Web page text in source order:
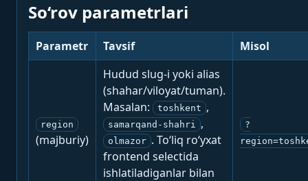
So‘rov parametrlari
Parametr Tavsif Misol
region
(majburiy)
Hudud slug-i yoki alias
(shahar/viloyat/tuman).
Masalan:
toshkent ,
samarqand-shahri ,
olmazor . To‘liq ro‘yxat
frontend selectida
ishlatiladiganlar bilan
?